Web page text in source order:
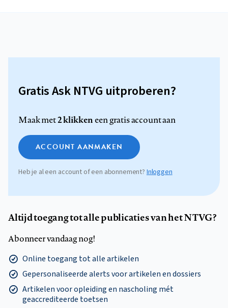
Gratis Ask NTVG uitproberen?
Maak met2 klikkeneen gratis account aan
ACCOUNT AANMAKEN
Heb je al een account of een abonnement? Inloggen
Altijd toegang tot alle publicaties van het NTVG?
Abonneer vandaag nog!
Online toegang tot alle artikelen
Gepersonaliseerde alerts voor artikelen en dossiers
Artikelen voor opleiding en nascholing mét
geaccrediteerde toetsen